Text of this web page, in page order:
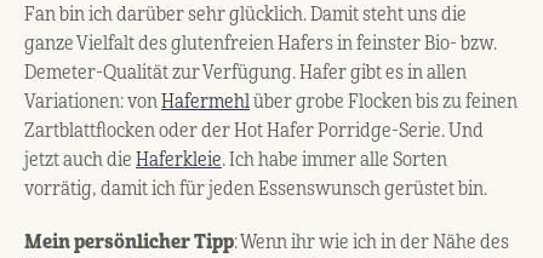
Fan bin ich darüber sehr glücklich. Damit steht uns die
ganze Vielfalt des glutenfreien Hafers in feinster Bio- bzw.
Demeter-Qualität zur Verfügung. Hafer gibt es in allen
Variationen: vonHafermehlüber grobe Flocken bis zu feinen
Zartblattflocken oder der Hot Hafer Porridge-Serie. Und
jetzt auch die Haferkleie. Ich habe immer alle Sorten
vorrätig, damit ich für jeden Essenswunsch gerüstet bin.
Mein persönlicher Tipp: Wenn ihr wie ich in der Nähe des